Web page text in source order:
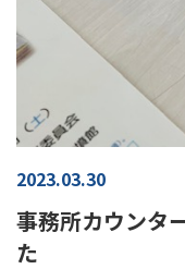
2023.03.30
事務所カウンタ
た